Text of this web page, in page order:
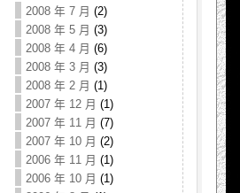
2008 年 7 月 (2)
2008 年 5 月 (3)
2008 年 4 月 (6)
2008 年 3 月 (3)
2008 年 2 月 (1)
2007 年 12 月 (1)
2007 年 11 月 (7)
2007 年 10 月 (2)
2006 年 11 月 (1)
2006 年 10 月 (1)